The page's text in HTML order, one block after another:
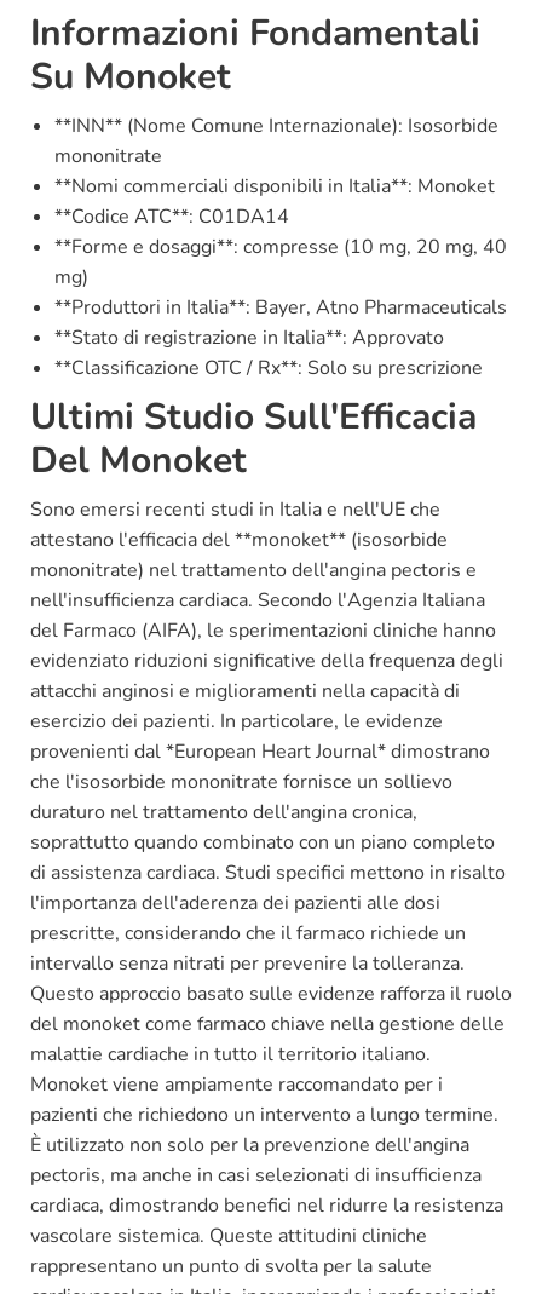
Informazioni Fondamentali
Su Monoket
**INN** (Nome Comune Internazionale): Isosorbide
mononitrate
**Nomi commerciali disponibili in Italia**: Monoket
**Codice ATC**: C01DA14
**Forme e dosaggi**: compresse (10 mg, 20 mg, 40
mg)
**Produttori in Italia**: Bayer, Atno Pharmaceuticals
**Stato di registrazione in Italia**: Approvato
**Classificazione OTC / Rx**: Solo su prescrizione
Ultimi Studio Sull'Efficacia
Del Monoket
Sono emersi recenti studi in Italia e nell'UE che
attestano l'efficacia del **monoket** (isosorbide
mononitrate) nel trattamento dell'angina pectoris e
nell'insufficienza cardiaca. Secondo l'Agenzia Italiana
del Farmaco (AIFA), le sperimentazioni cliniche hanno
evidenziato riduzioni significative della frequenza degli
attacchi anginosi e miglioramenti nella capacità di
esercizio dei pazienti. In particolare, le evidenze
provenienti dal *European Heart Journal* dimostrano
che l'isosorbide mononitrate fornisce un sollievo
duraturo nel trattamento dell'angina cronica,
soprattutto quando combinato con un piano completo
di assistenza cardiaca. Studi specifici mettono in risalto
l'importanza dell'aderenza dei pazienti alle dosi
prescritte, considerando che il farmaco richiede un
intervallo senza nitrati per prevenire la tolleranza.
Questo approccio basato sulle evidenze rafforza il ruolo
del monoket come farmaco chiave nella gestione delle
malattie cardiache in tutto il territorio italiano.
Monoket viene ampiamente raccomandato per i
pazienti che richiedono un intervento a lungo termine.
È utilizzato non solo per la prevenzione dell'angina
pectoris, ma anche in casi selezionati di insufficienza
cardiaca, dimostrando benefici nel ridurre la resistenza
vascolare sistemica. Queste attitudini cliniche
rappresentano un punto di svolta per la salute